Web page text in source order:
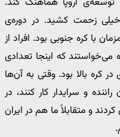
زحمت کشید. در دوره‌ی
با کره جنوبی بود. افراد از
می‌خواستند که اینجا تعدادی
در کره بالا بود. وقتی به آن‌ها
و سرایدار کار کنند، در
و متقابلاً ما هم در ایران